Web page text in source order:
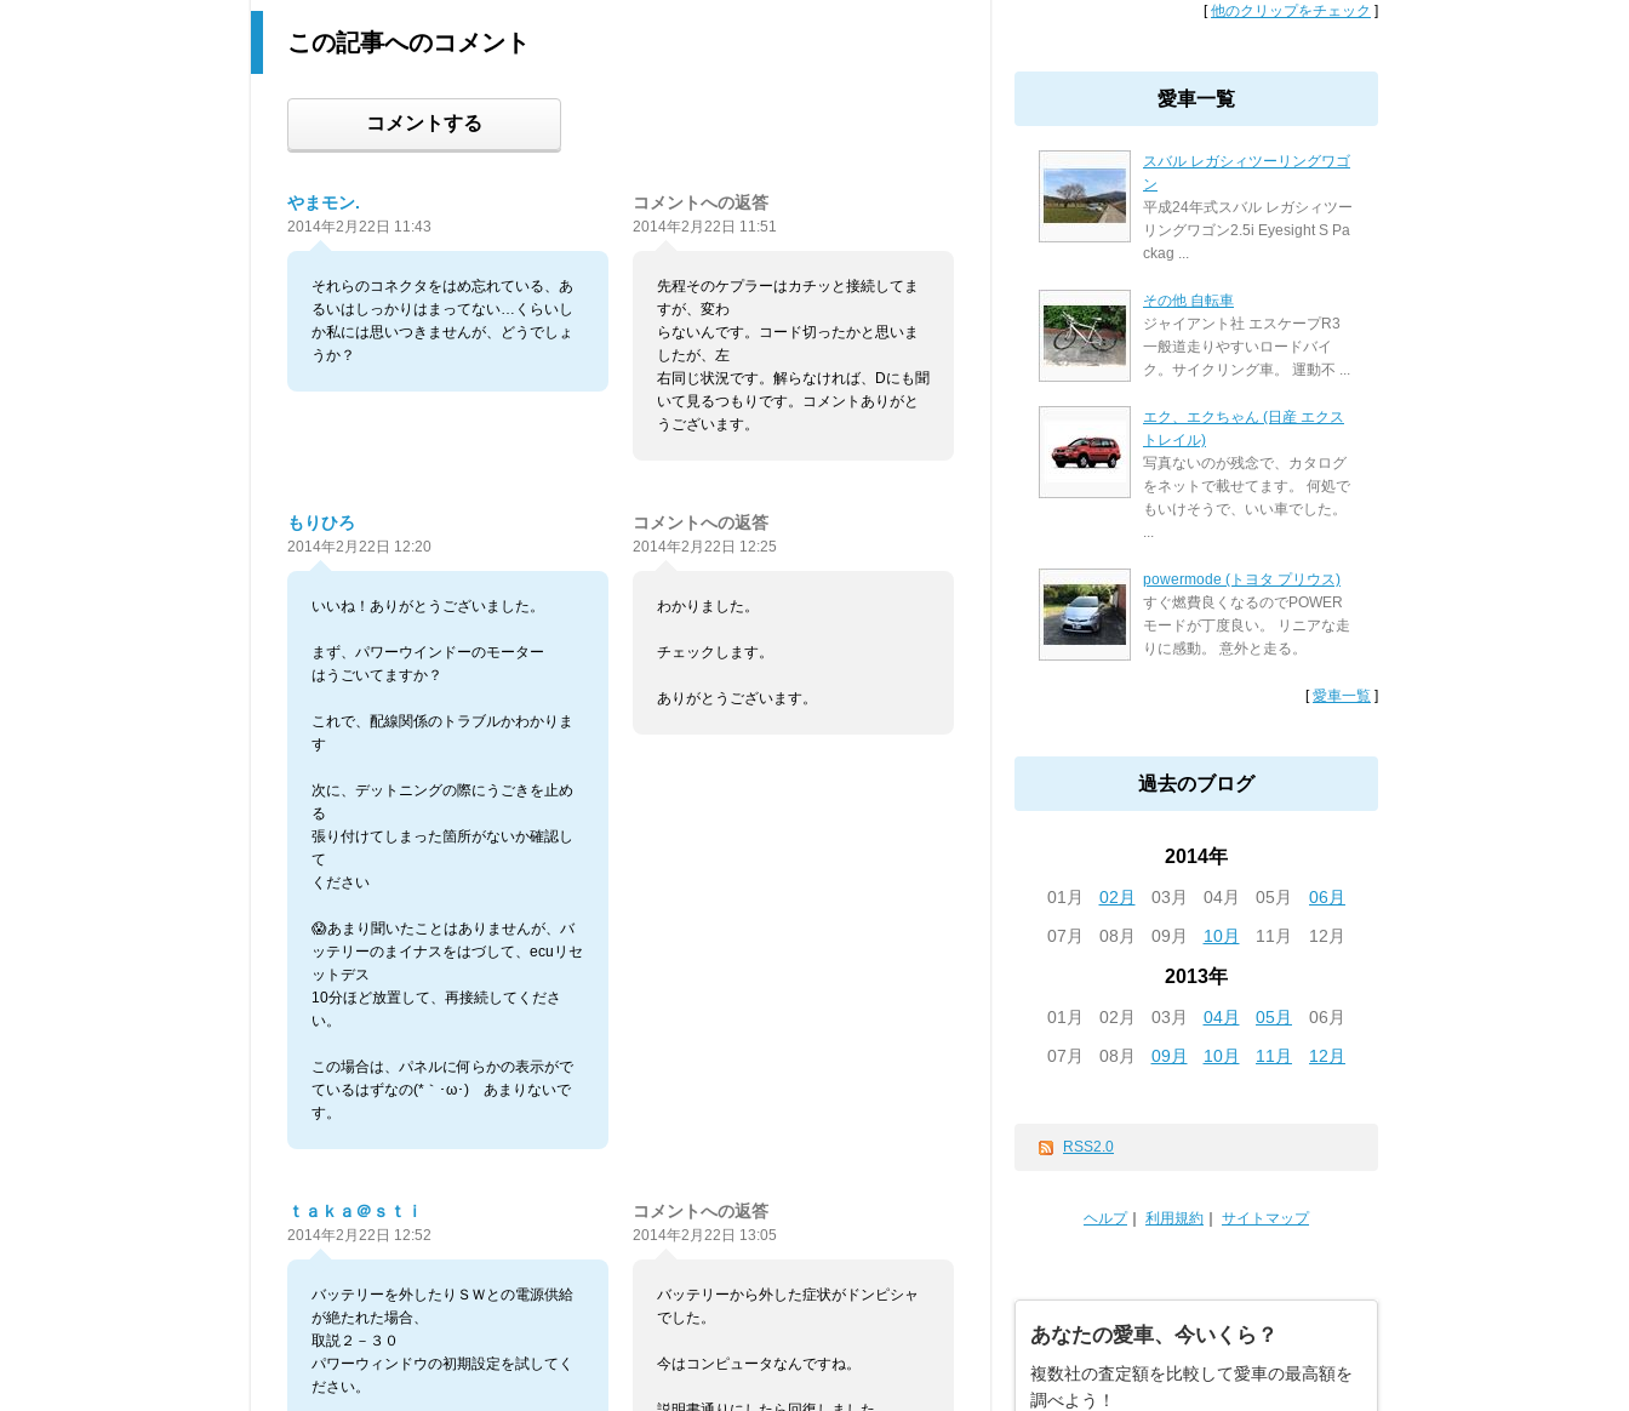
この記事へのコメント
コメントする
やまモン.
2014年2月22日 11:43
それらのコネクタをはめ忘れている、あ
るいはしっかりはまってない…くらいし
か私には思いつきませんが、どうでしょ
うか？
コメントへの返答
2014年2月22日 11:51
先程そのケプラーはカチッと接続してま
すが、変わ
らないんです。コード切ったかと思いま
したが、左
右同じ状況です。解らなければ、Dにも聞
いて見るつもりです。コメントありがと
うございます。
もりひろ
2014年2月22日 12:20
いいね！ありがとうございました。
まず、パワーウインドーのモーター
はうごいてますか？
これで、配線関係のトラブルかわかりま
す
次に、デットニングの際にうごきを止め
る
張り付けてしまった箇所がないか確認し
て
ください
😱あまり聞いたことはありませんが、バ
ッテリーのまイナスをはづして、ecuリセ
ットデス
10分ほど放置して、再接続してくださ
い。
この場合は、パネルに何らかの表示がで
ているはずなの(*｀･ω･)ゞあまりないで
す。
コメントへの返答
2014年2月22日 12:25
わかりました。
チェックします。
ありがとうございます。
ｔａｋａ＠ｓｔｉ
2014年2月22日 12:52
バッテリーを外したりＳＷとの電源供給
が絶たれた場合、
取説２－３０
パワーウィンドウの初期設定を試してく
ださい。
コメントへの返答
2014年2月22日 13:05
バッテリーから外した症状がドンピシャ
でした。
今はコンピュータなんですね。
[他のクリップをチェック ]
愛車一覧
スバル レガシィツーリングワゴ
ン
平成24年式スバル レガシィツー
リングワゴン2.5i Eyesight S Pa
ckag ...
その他 自転車
ジャイアント社 エスケープR3
一般道走りやすいロードバイ
ク。サイクリング車。 運動不 ...
エク、エクちゃん (日産 エクス
トレイル)
写真ないのが残念で、カタログ
をネットで載せてます。 何処で
もいけそうで、いい車でした。
...
powermode (トヨタ プリウス)
すぐ燃費良くなるのでPOWER
モードが丁度良い。 リニアな走
りに感動。 意外と走る。
[愛車一覧 ]
過去のブログ
2014年
01月 02月 03月 04月 05月
06月
07月
08月 09月 10月 11月 12月
2013年
01月 02月 03月 04月 05月
06月
07月
08月 09月 10月 11月 12月
RSS2.0
ヘルプ｜ 利用規約 サイトマップ
あなたの愛車、今いくら？
複数社の査定額を比較して愛車の最高額を
調べよう！